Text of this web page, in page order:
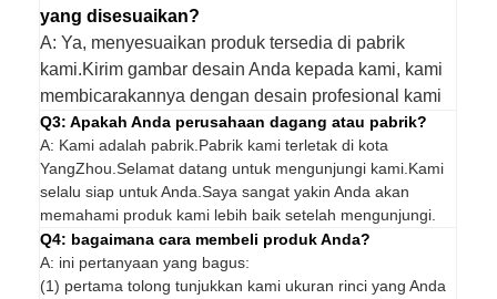
yang disesuaikan?
A: Ya, menyesuaikan produk tersedia di pabrik
kami.Kirim gambar desain Anda kepada kami, kami
membicarakannya dengan desain profesional kami
Q3: Apakah Anda perusahaan dagang atau pabrik?
A: Kami adalah pabrik.Pabrik kami terletak di kota
YangZhou.Selamat datang untuk mengunjungi kami.Kami
selalu siap untuk Anda.Saya sangat yakin Anda akan
memahami produk kami lebih baik setelah mengunjungi.
Q4: bagaimana cara membeli produk Anda?
A: ini pertanyaan yang bagus:
(1) pertama tolong tunjukkan kami ukuran rinci yang Anda